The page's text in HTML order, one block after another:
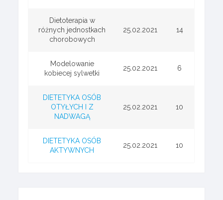
Dietoterapia w
różnych jednostkach
chorobowych
25.02.2021 14
Modelowanie
kobiecej sylwetki
25.02.2021 6
DIETETYKA OSÓB
OTYŁYCH I Z
NADWAGĄ
25.02.2021 10
DIETETYKA OSÓB
AKTYWNYCH
25.02.2021 10